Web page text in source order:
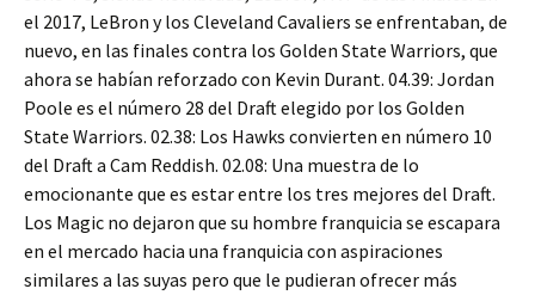
el 2017, LeBron y los Cleveland Cavaliers se enfrentaban, de
nuevo, en las finales contra los Golden State Warriors, que
ahora se habían reforzado con Kevin Durant. 04.39: Jordan
Poole es el número 28 del Draft elegido por los Golden
State Warriors. 02.38: Los Hawks convierten en número 10
del Draft a Cam Reddish. 02.08: Una muestra de lo
emocionante que es estar entre los tres mejores del Draft.
Los Magic no dejaron que su hombre franquicia se escapara
en el mercado hacia una franquicia con aspiraciones
similares a las suyas pero que le pudieran ofrecer más